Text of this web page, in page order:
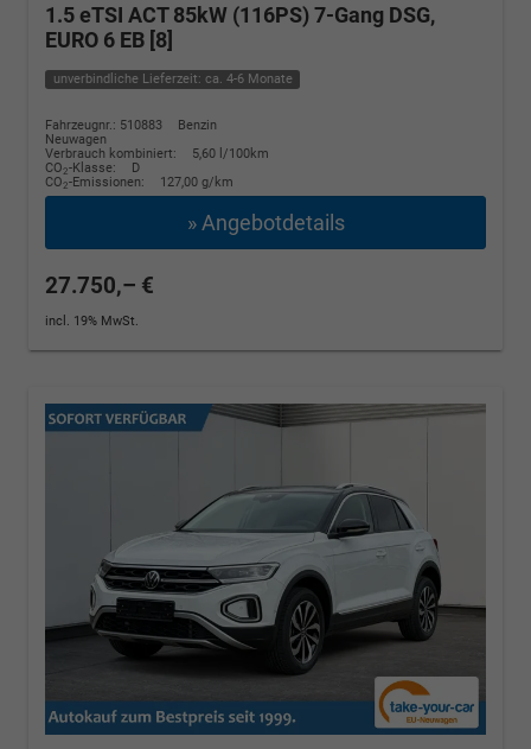
1.5 eTSI ACT 85kW (116PS) 7-Gang DSG,
EURO 6 EB [8]
unverbindliche Lieferzeit: ca. 4-6 Monate
Fahrzeugnr.: 510883
Benzin
Neuwagen
Verbrauch kombiniert:
5,60 l/100km
CO2-Klasse:
D
CO2-Emissionen: 127,00 g/km
» Angebotdetails
27.750,– €
incl. 19% MwSt.